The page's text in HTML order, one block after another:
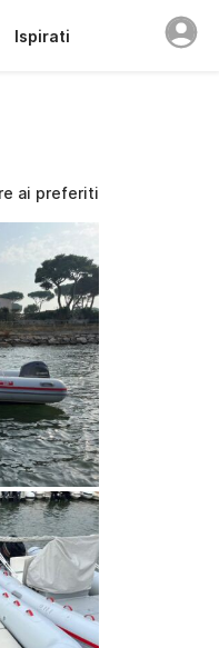
Ispirati
ai preferiti